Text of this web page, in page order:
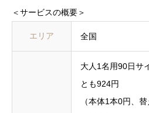
＜サービスの概要＞
エリア 全国
大人1名用90日
とも924円
（本体1本0円、